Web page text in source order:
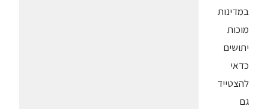
במדינות
מוכות
יתושים
כדאי
להצטייד
גם